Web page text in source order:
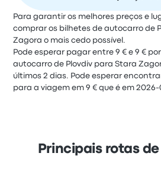
Para garantir os melhores preços e
comprar os bilhetes de autocarro de
Zagora o mais cedo possível.
Pode esperar pagar entre 9 € e 9 €
autocarro de Plovdiv para Stara
últimos 2 dias. Pode esperar
para a viagem em 9 € que é em 2026-
Principais rotas